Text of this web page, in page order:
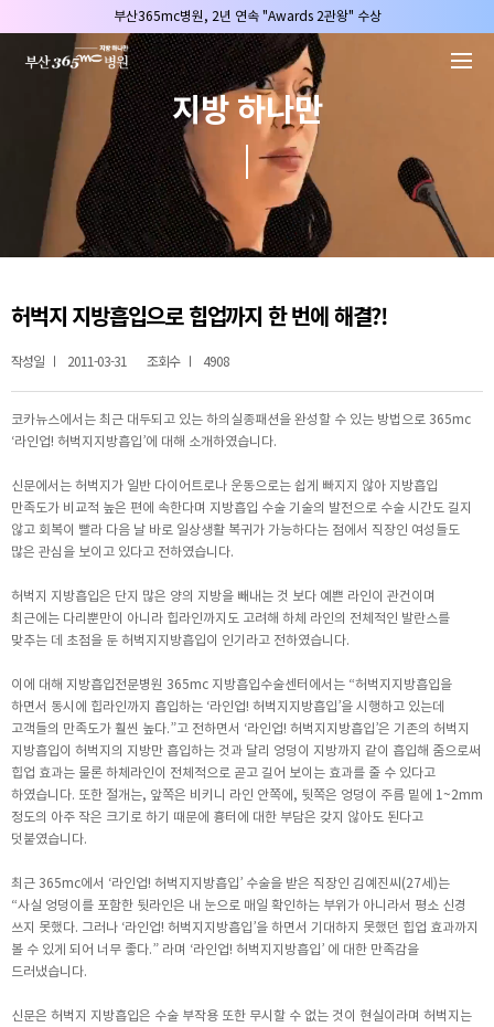
부산365mc병원, 2년 연속 "Awards 2관왕" 수상
2025 "부산365mc 보건복지부 장관상" 수상!
부산365mc병원, 8/15(토) 광복절 정상진료
부산365mc병원, 2년 연속 "Awards 2관왕" 수상
2025 "부산365mc 보건복지부 장관상" 수상!
지방 하나만
허벅지 지방흡입으로 힙업까지 한 번에 해결?!
작성일 2011-03-31 조회수 4908
코카뉴스에서는 최근 대두되고 있는 하의실종패션을 완성할 수 있는 방법으로 365mc
‘라인업! 허벅지지방흡입’에 대해 소개하였습니다.
신문에서는 허벅지가 일반 다이어트로나 운동으로는 쉽게 빠지지 않아 지방흡입
만족도가 비교적 높은 편에 속한다며 지방흡입 수술 기술의 발전으로 수술 시간도 길지
않고 회복이 빨라 다음 날 바로 일상생활 복귀가 가능하다는 점에서 직장인 여성들도
많은 관심을 보이고 있다고 전하였습니다.
허벅지 지방흡입은 단지 많은 양의 지방을 빼내는 것 보다 예쁜 라인이 관건이며
최근에는 다리뿐만이 아니라 힙라인까지도 고려해 하체 라인의 전체적인 발란스를
맞추는 데 초점을 둔 허벅지지방흡입이 인기라고 전하였습니다.
이에 대해 지방흡입전문병원 365mc 지방흡입수술센터에서는 “허벅지지방흡입을
하면서 동시에 힙라인까지 흡입하는 ‘라인업! 허벅지지방흡입’을 시행하고 있는데
고객들의 만족도가 훨씬 높다.”고 전하면서 ‘라인업! 허벅지지방흡입’은 기존의 허벅지
지방흡입이 허벅지의 지방만 흡입하는 것과 달리 엉덩이 지방까지 같이 흡입해 줌으로써
힙업 효과는 물론 하체라인이 전체적으로 곧고 길어 보이는 효과를 줄 수 있다고
하였습니다. 또한 절개는, 앞쪽은 비키니 라인 안쪽에, 뒷쪽은 엉덩이 주름 밑에 1~2mm
정도의 아주 작은 크기로 하기 때문에 흉터에 대한 부담은 갖지 않아도 된다고
덧붙였습니다.
최근 365mc에서 ‘라인업! 허벅지지방흡입’ 수술을 받은 직장인 김예진씨(27세)는
“사실 엉덩이를 포함한 뒷라인은 내 눈으로 매일 확인하는 부위가 아니라서 평소 신경
쓰지 못했다. 그러나 ‘라인업! 허벅지지방흡입’을 하면서 기대하지 못했던 힙업 효과까지
볼 수 있게 되어 너무 좋다.” 라며 ‘라인업! 허벅지지방흡입’ 에 대한 만족감을
드러냈습니다.
신문은 허벅지 지방흡입은 수술 부작용 또한 무시할 수 없는 것이 현실이라며 허벅지는